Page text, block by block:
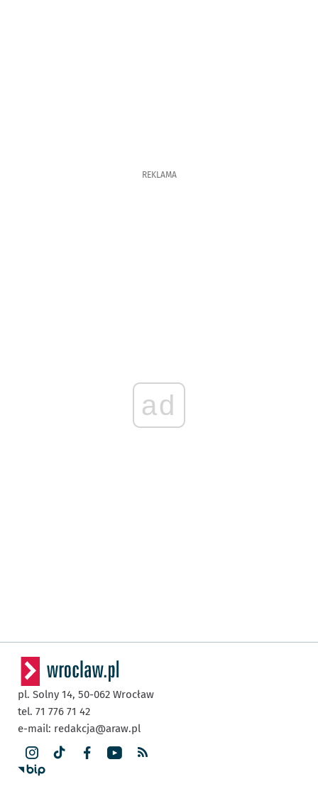
REKLAMA
ad
pl. Solny 14, 50-062 Wrocław
tel. 71 776 71 42
e-mail: redakcja@araw.pl